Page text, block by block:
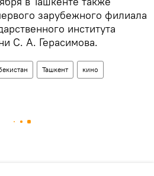
зарубежного филиала
института
С. А. Герасимова.
Ташкент кино